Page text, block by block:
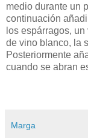
medio durante un
continuación
los espárragos,
de vino blanco, la
Posteriormente
cuando se abran
Marga